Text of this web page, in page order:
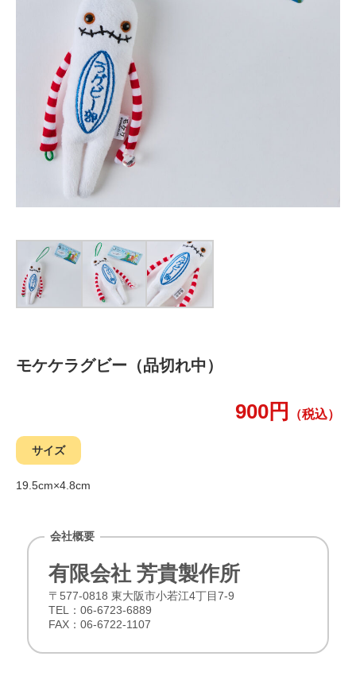
モケケラグビー（品切れ中）
900円 （税込）
サイズ
19.5cm×4.8cm
会社概要
有限会社 芳貴製作所
〒577-0818 東大阪市小若江4丁目7-9
TEL：06-6723-6889
FAX：06-6722-1107